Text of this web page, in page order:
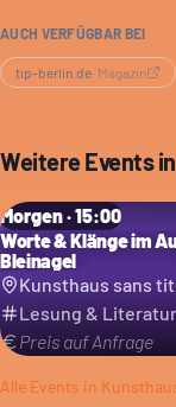
AUCH VERFÜGBAR BEI
tip-berlin.de· Magazin
Weitere Events in
Morgen · 15:00
Worte & Klänge im
Bleinagel
Kunsthaus sans
Lesung & Literatur
Preis auf Anfrage
Alle Events in